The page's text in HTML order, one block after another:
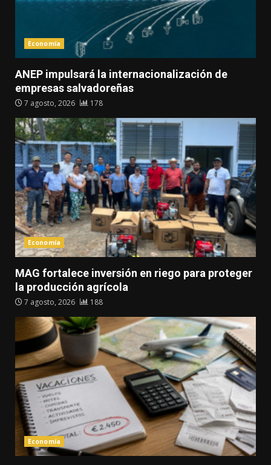
Economía
ANEP impulsará la internacionalización de
empresas salvadoreñas
7 agosto, 2026 178
Economía
MAG fortalece inversión en riego para proteger
la producción agrícola
7 agosto, 2026 188
Economía